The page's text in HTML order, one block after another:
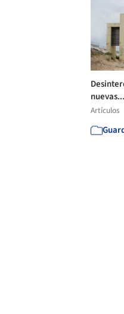
nuevas...
Artículos